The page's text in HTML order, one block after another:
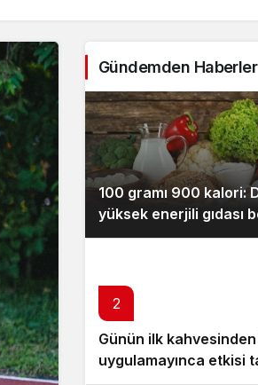
Gündemden Haberler
100 gramı 900 kalori:
yüksek enerjili gıdası
2
Günün ilk
uygulamayınca etkisi
dönüyor